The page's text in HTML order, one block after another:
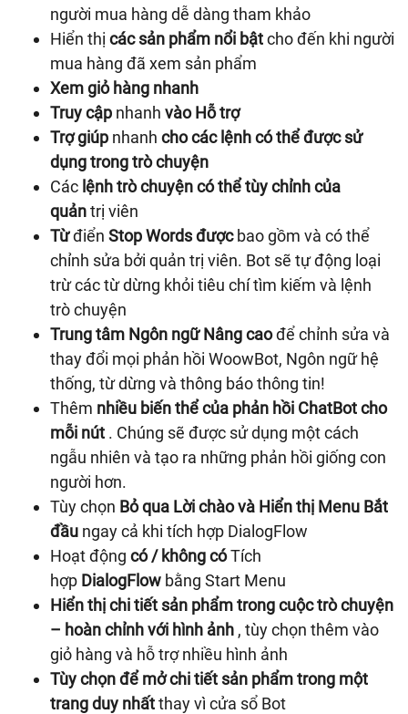
người mua hàng dễ dàng tham khảo
Hiển thị các sản phẩm nổi bậtcho đến khi người
mua hàng đã xem sản phẩm
Xem giỏ hàng nhanh
Truy cập nhanh vào Hỗ trợ
Trợ giúp nhanh cho các lệnh có thể được sử
dụng trong trò chuyện
Các lệnh trò chuyện có thể tùy chỉnh của
quảntrị viên
Từđiển Stop Words đượcbao gồm và có thể
chỉnh sửa bởi quản trị viên. Bot sẽ tự động loại
trừ các từ dừng khỏi tiêu chí tìm kiếm và lệnh
trò chuyện
Trung tâm Ngôn ngữ Nâng caođể chỉnh sửa và
thay đổi mọi phản hồi WoowBot, Ngôn ngữ hệ
thống, từ dừng và thông báo thông tin!
Thêm nhiều biến thể của phản hồi ChatBot cho
mỗi nút . Chúng sẽ được sử dụng một cách
ngẫu nhiên và tạo ra những phản hồi giống con
người hơn.
Tùy chọn Bỏ qua Lời chào và Hiển thị Menu Bắt
đầu ngay cả khi tích hợp DialogFlow
Hoạt động có / không cóTích
hợp DialogFlow bằng Start Menu
Hiển thị chi tiết sản phẩm trong cuộc trò chuyện
– hoàn chỉnh với hình ảnh , tùy chọn thêm vào
giỏ hàng và hỗ trợ nhiều hình ảnh
Tùy chọn để mở chi tiết sản phẩm trong một
trang duy nhấtthay vì cửa sổ Bot